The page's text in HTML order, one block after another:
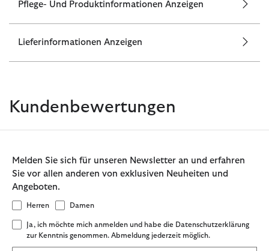
Pflege- Und Produktinformationen Anzeigen
Lieferinformationen Anzeigen
Kundenbewertungen
Melden Sie sich für unseren Newsletter an und erfahren
Sie vor allen anderen von exklusiven Neuheiten und
Angeboten.
Herren Damen
Ja, ich möchte mich anmelden und habe die Datenschutzerklärung
zur Kenntnis genommen. Abmeldung jederzeit möglich.